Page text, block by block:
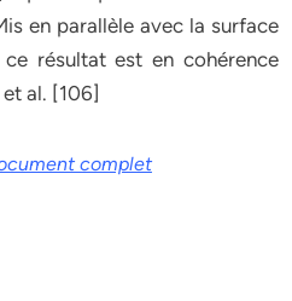
en parallèle avec la surface
résultat est en cohérence
al. [106]
complet